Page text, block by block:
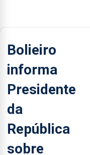
Bolieiro
informa
Presidente
da
República
sobre